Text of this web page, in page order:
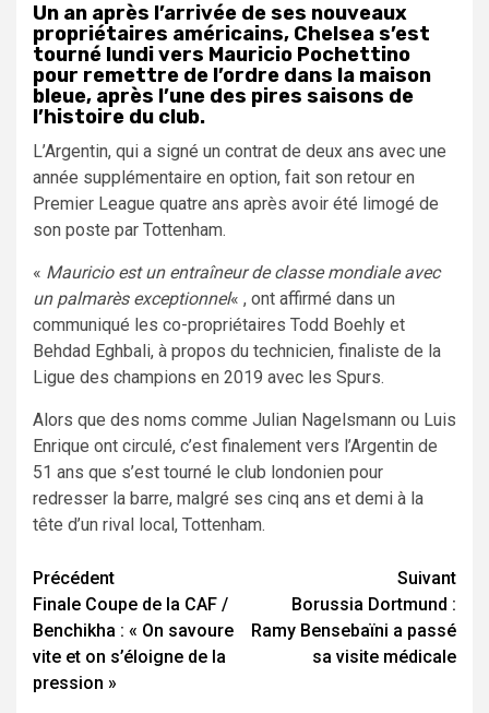
Un an après l’arrivée de ses nouveaux
propriétaires américains, Chelsea s’est
tourné lundi vers Mauricio Pochettino
pour remettre de l’ordre dans la maison
bleue, après l’une des pires saisons de
l’histoire du club.
L’Argentin, qui a signé un contrat de deux ans avec une
année supplémentaire en option, fait son retour en
Premier League quatre ans après avoir été limogé de
son poste par Tottenham.
« Mauricio est un entraîneur de classe mondiale avec
un palmarès exceptionnel« , ont affirmé dans un
communiqué les co-propriétaires Todd Boehly et
Behdad Eghbali, à propos du technicien, finaliste de la
Ligue des champions en 2019 avec les Spurs.
Alors que des noms comme Julian Nagelsmann ou Luis
Enrique ont circulé, c’est finalement vers l’Argentin de
51 ans que s’est tourné le club londonien pour
redresser la barre, malgré ses cinq ans et demi à la
tête d’un rival local, Tottenham.
Navigation
d’article
Précédent
Finale Coupe de la CAF /
Benchikha : « On savoure
vite et on s’éloigne de la
pression »
Suivant
Borussia Dortmund :
Ramy Bensebaïni a passé
sa visite médicale